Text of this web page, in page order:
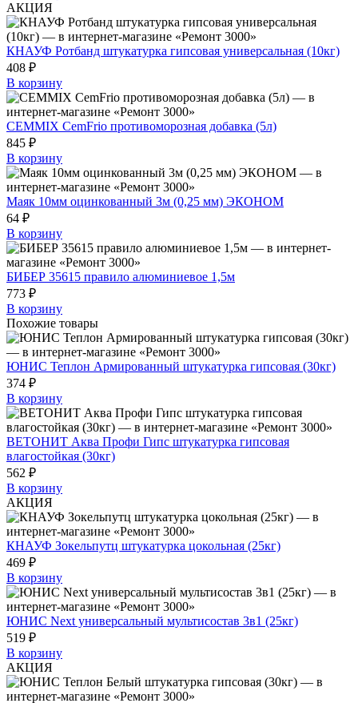
АКЦИЯ
КНАУФ Ротбанд штукатурка гипсовая универсальная (10кг)
408 ₽
В корзину
CEMMIX CemFrio противоморозная добавка (5л)
845 ₽
В корзину
Маяк 10мм оцинкованный 3м (0,25 мм) ЭКОНОМ
64 ₽
В корзину
БИБЕР 35615 правило алюминиевое 1,5м
773 ₽
В корзину
Похожие товары
ЮНИС Теплон Армированный штукатурка гипсовая (30кг)
374 ₽
В корзину
ВЕТОНИТ Аква Профи Гипс штукатурка гипсовая
влагостойкая (30кг)
562 ₽
В корзину
АКЦИЯ
КНАУФ Зокельпутц штукатурка цокольная (25кг)
469 ₽
В корзину
ЮНИС Next универсальный мультисостав 3в1 (25кг)
519 ₽
В корзину
АКЦИЯ